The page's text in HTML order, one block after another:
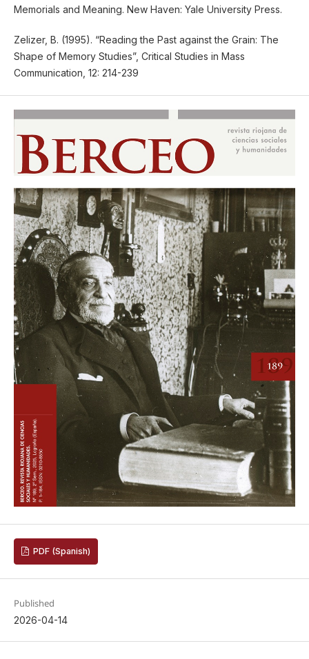
Memorials and Meaning. New Haven: Yale University Press.
Zelizer, B. (1995). “Reading the Past against the Grain: The
Shape of Memory Studies”, Critical Studies in Mass
Communication, 12: 214-239
PDF (Spanish)
Published
2026-04-14